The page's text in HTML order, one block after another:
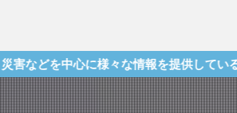
に様々な情報を提供しているサイトです！